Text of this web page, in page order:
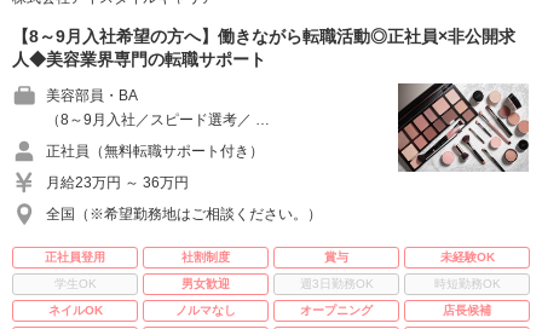
【8～9月入社希望の方へ】働きながら転職活動◎正社員×非公開求
人◆美容業界専門の転職サポート
美容部員・BA
（8～9月入社／スピード選考／ …
正社員（無料転職サポート付き）
月給23万円 ～ 36万円
全国（※希望勤務地はご相談ください。）
正社員登用 社割制度 賞与
未経験OK
学生OK
男女歓迎 週3日勤務OK
時短勤務OK
ネイルOK
ノルマなし オープニング
店長候補